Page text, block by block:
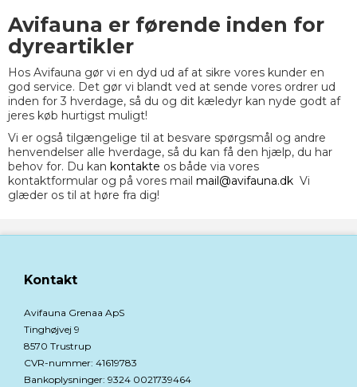
Avifauna er førende inden for
dyreartikler
Hos Avifauna gør vi en dyd ud af at sikre vores kunder en
god service. Det gør vi blandt ved at sende vores ordrer ud
inden for 3 hverdage, så du og dit kæledyr kan nyde godt af
jeres køb hurtigst muligt!
Vi er også tilgængelige til at besvare spørgsmål og andre
henvendelser alle hverdage, så du kan få den hjælp, du har
behov for. Du kan kontakte os både via vores
kontaktformular og på vores mail mail@avifauna.dk Vi
glæder os til at høre fra dig!
Kontakt
Avifauna Grenaa ApS
Tinghøjvej 9
8570 Trustrup
CVR-nummer: 41619783
Bankoplysninger: 9324 0021739464